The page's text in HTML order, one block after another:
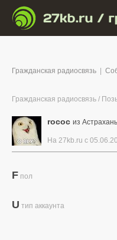
Гражданская радиосвязь
Гражданская радиосвязь /
rococ из
На 27kb.ru с
F пол
U тип аккаунта